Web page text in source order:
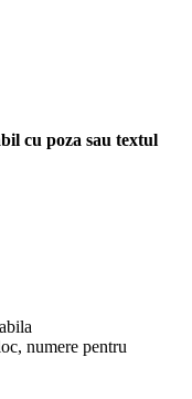
cu poza sau textul
numere pentru